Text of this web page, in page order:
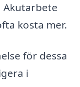
Akutarbete
kosta mer.
för dessa
i